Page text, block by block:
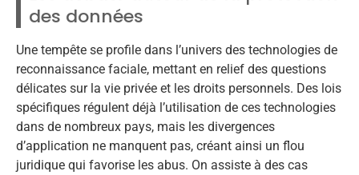
des données
Une tempête se profile dans l’univers des technologies de
reconnaissance faciale, mettant en relief des questions
délicates sur la vie privée et les droits personnels. Des lois
spécifiques régulent déjà l’utilisation de ces technologies
dans de nombreux pays, mais les divergences
d’application ne manquent pas, créant ainsi un flou
juridique qui favorise les abus. On assiste à des cas